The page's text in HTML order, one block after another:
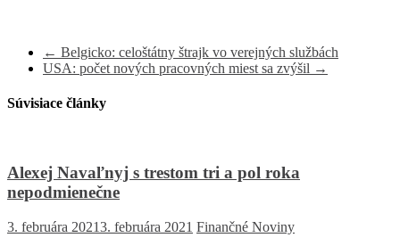
← Belgicko: celoštátny štrajk vo verejných službách
USA: počet nových pracovných miest sa zvýšil →
Súvisiace články
Alexej Navaľnyj s trestom tri a pol roka
nepodmienečne
3. februára 20213. februára 2021 Finančné Noviny